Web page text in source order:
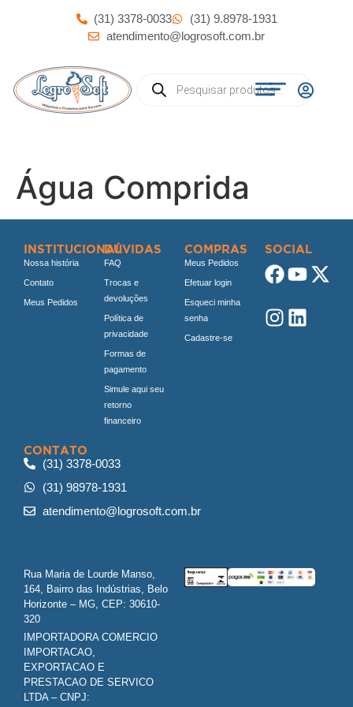
(31) 3378-0033
(31) 9.8978-1931
atendimento@logrosoft.com.br
Água Comprida
INSTITUCIONAL
Nossa história
Contato
Meus Pedidos
DÚVIDAS
FAQ
Trocas e
devoluções
Política de
privacidade
Formas de
pagamento
Simule aqui seu
retorno
financeiro
COMPRAS
Meus Pedidos
Efetuar login
Esqueci minha
senha
Cadastre-se
SOCIAL
CONTATO
(31) 3378-0033
(31) 98978-1931
atendimento@logrosoft.com.br
Rua Maria de Lourde Manso,
164, Bairro das Indústrias, Belo
Horizonte – MG, CEP: 30610-
320
IMPORTADORA COMERCIO
IMPORTACAO,
EXPORTACAO E
PRESTACAO DE SERVICO
LTDA – CNPJ: